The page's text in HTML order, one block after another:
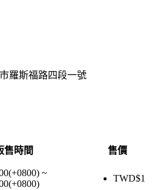
羅斯福路四段一號
售時間
售價
~
TWD$1